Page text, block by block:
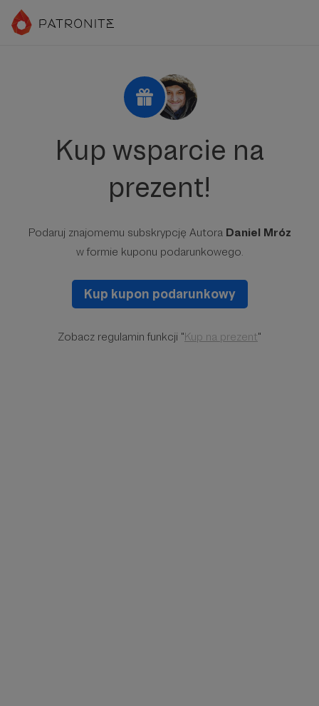
Kup wsparcie na
prezent!
Podaruj znajomemu subskrypcję Autora Daniel Mróz
w formie kuponu podarunkowego.
Kup kupon podarunkowy
Zobacz regulamin funkcji "Kup na prezent"